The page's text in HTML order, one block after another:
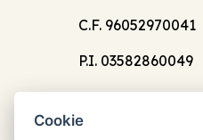
C.F. 96052970041
P.I. 03582860049
Cookie